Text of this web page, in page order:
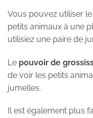
Vous pouvez utiliser le
petits animaux à une
utilisiez une paire de
Le pouvoir de
de voir les petits
jumelles.
Il est également plus